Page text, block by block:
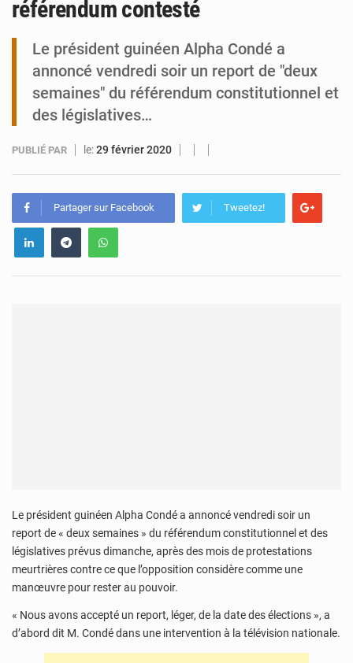
référendum contesté
Le président guinéen Alpha Condé a
annoncé vendredi soir un report de "deux
semaines" du référendum constitutionnel et
des législatives…
PUBLIÉ PAR le:29 février 2020
Partager sur Facebook Tweetez!
Le président guinéen Alpha Condé a annoncé vendredi soir un
report de « deux semaines » du référendum constitutionnel et des
législatives prévus dimanche, après des mois de protestations
meurtrières contre ce que l’opposition considère comme une
manœuvre pour rester au pouvoir.
« Nous avons accepté un report, léger, de la date des élections », a
d’abord dit M. Condé dans une intervention à la télévision nationale.